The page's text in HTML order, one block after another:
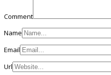
Comment
Name
Email
Url